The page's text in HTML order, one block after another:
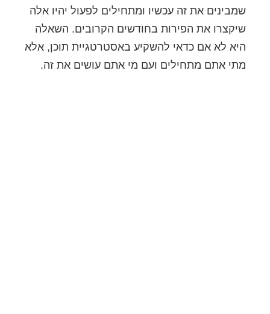
שמבינים את זה עכשיו ומתחילים לפעול יהיו אלה
שיקצרו את הפירות בחודשים הקרובים. השאלה
היא לא אם כדאי להשקיע באסטרטגיית תוכן, אלא
מתי אתם מתחילים ועם מי אתם עושים את זה.